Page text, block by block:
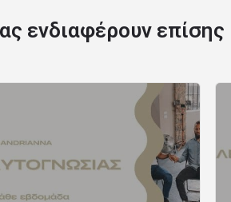
ενδιαφέρουν επίσης